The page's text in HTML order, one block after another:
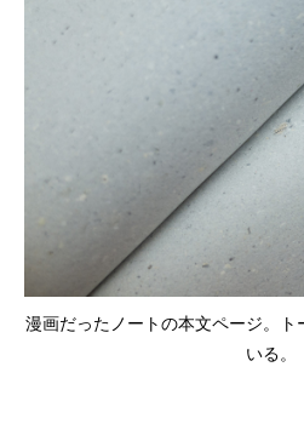
漫画だったノートの本文ページ。
いる。